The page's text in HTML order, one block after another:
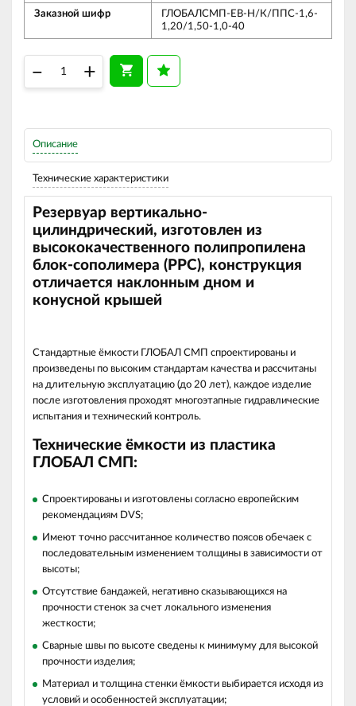
Заказной шифр
ГЛОБАЛСМП-ЕВ-Н/К/ППС-1,6-
1,20/1,50-1,0-40
– +
Описание
Технические характеристики
Резервуар вертикально-
цилиндрический, изготовлен из
высококачественного полипропилена
блок-сополимера ( PPC), конструкция
отличается наклонным дном и
конусной крышей
Стандартные ёмкости ГЛОБАЛ СМП спроектированы и
произведены по высоким стандартам качества и рассчитаны
на длительную эксплуатацию (до 20 лет), каждое изделие
после изготовления проходят многоэтапные гидравлические
испытания и технический контроль.
Технические ёмкости из пластика
ГЛОБАЛ СМП:
Спроектированы и изготовлены согласно европейским
рекомендациям DVS;
Имеют точно рассчитанное количество поясов обечаек с
последовательным изменением толщины в зависимости от
высоты;
Отсутствие бандажей, негативно сказывающихся на
прочности стенок за счет локального изменения
жесткости;
Сварные швы по высоте сведены к минимуму для высокой
прочности изделия;
Материал и толщина стенки ёмкости выбирается исходя из
условий и особенностей эксплуатации;